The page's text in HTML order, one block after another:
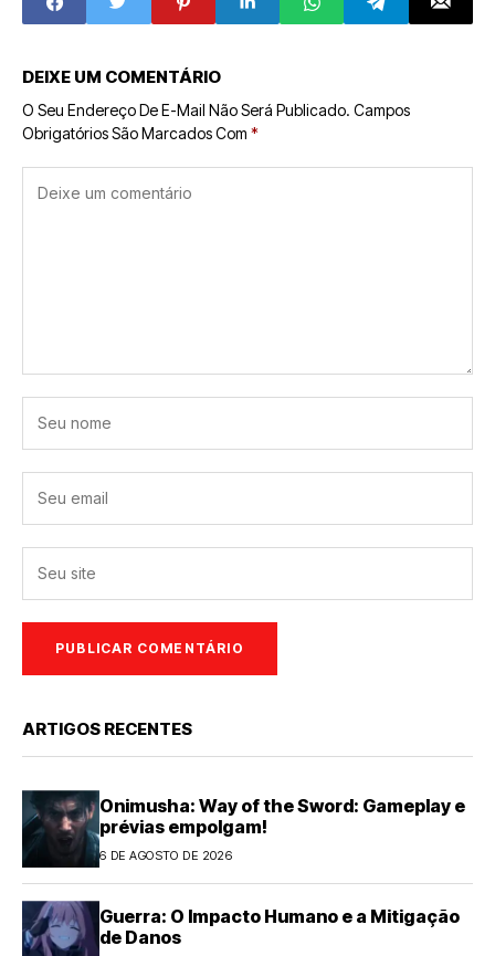
DEIXE UM COMENTÁRIO
O Seu Endereço De E-Mail Não Será Publicado. Campos
Obrigatórios São Marcados Com *
ARTIGOS RECENTES
Onimusha: Way of the Sword: Gameplay e
prévias empolgam!
6 DE AGOSTO DE 2026
Guerra: O Impacto Humano e a Mitigação
de Danos